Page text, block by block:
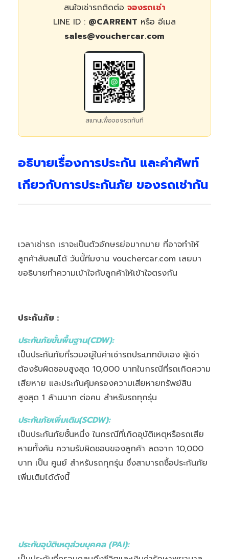
สนใจเช่ารถติดต่อ จองรถเช่า
LINE ID : @CARRENT หรือ อีเมล
sales@vouchercar.com
สแกนเพื่อจองรถทันที
อธิบายเรื่องการประกัน และคำศัพท์
เกียวกับการประกันภัย ของรถเช่ากัน
เวลาเช่ารถ เราจะเป็นตัวอักษรย่อมากมาย ที่อาจทำให้
ลูกค้าสับสนได้ วันนี้ทีมงาน vouchercar.com เลยมา
ขอธิบายทำความเข้าใจกับลูกค้าให้เข้าใจตรงกัน
ประกันภัย :
ประกันภัยขั้นพื้นฐาน(CDW):
เป็นประกันภัยที่รวมอยู่ในค่าเช่ารถประเภทขับเอง ผู้เช่า
ต้องรับผิดชอบสูงสุด 10,000 บาทในกรณีที่รถเกิดความ
เสียหาย และประกันคุ้มครองความเสียหายทรัพย์สิน
สูงสุด 1 ล้านบาท ต่อคน สำหรับรถทุกรุ่น
ประกันภัยเพิ่มเติม(SCDW):
เป็นประกันภัยชั้นหนึ่ง ในกรณีที่เกิดอุบัติเหตุหรือรถเสีย
หายทั้งคัน ความรับผิดชอบของลูกค้า ลดจาก 10,000
บาท เป็น ศูนย์ สำหรับรถทุกรุ่น ซึ่งสามารถซื้อประกันภัย
เพิ่มเติมได้ดังนี้
ประกันอุบัติเหตุส่วนบุคคล (PAI):